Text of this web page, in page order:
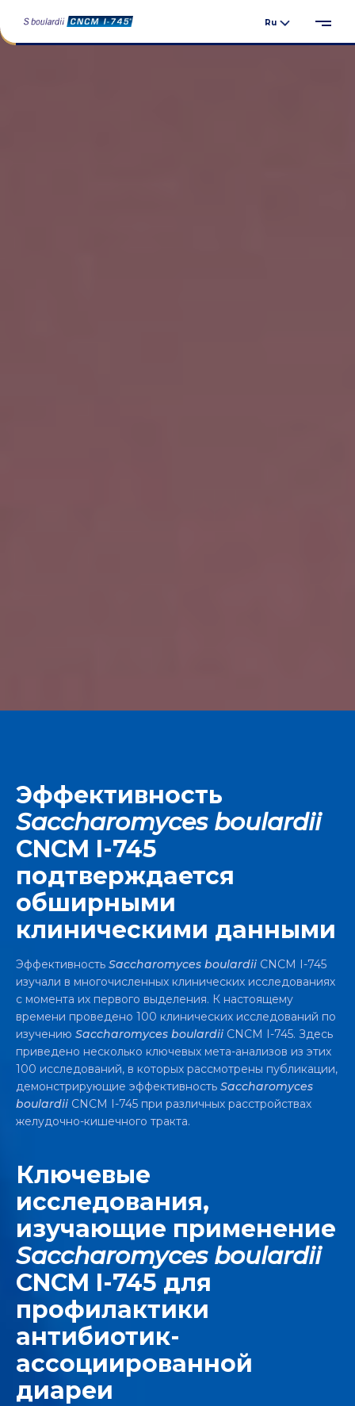
Эффективность
Saccharomyces boulardii
CNCM I-745
подтверждается
обширными
клиническими данными
Эффективность Saccharomyces boulardii CNCM I-745
изучали в многочисленных клинических исследованиях
с момента их первого выделения. К настоящему
времени проведено 100 клинических исследований по
изучению Saccharomyces boulardii CNCM I-745. Здесь
приведено несколько ключевых мета-анализов из этих
100 исследований, в которых рассмотрены публикации,
демонстрирующие эффективность Saccharomyces
boulardii CNCM I-745 при различных расстройствах
желудочно-кишечного тракта.
Ключевые
исследования,
изучающие применение
Saccharomyces boulardii
CNCM I-745 для
профилактики
антибиотик-
ассоциированной
диареи